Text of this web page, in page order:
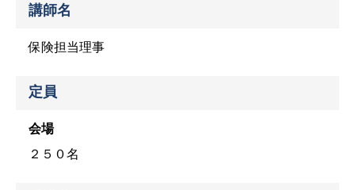
講師名
保険担当理事
定員
会場
２５０名